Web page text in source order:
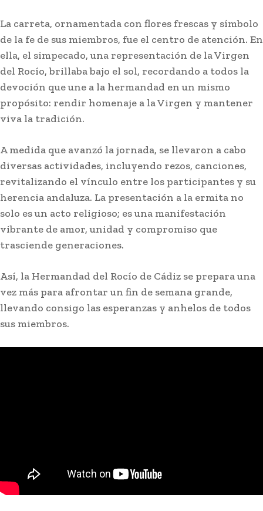
La carreta, ornamentada con flores frescas y símbolo
de la fe de sus miembros, fue el centro de atención. En
ella, el simpecado, una representación de la Virgen
del Rocío, brillaba bajo el sol, recordando a todos la
devoción que une a la hermandad en un mismo
propósito: rendir homenaje a la Virgen y mantener
viva la tradición.
A medida que avanzó la jornada, se llevaron a cabo
diversas actividades, incluyendo rezos, canciones,
revitalizando el vínculo entre los participantes y su
herencia andaluza. La presentación a la ermita no
solo es un acto religioso; es una manifestación
vibrante de amor, unidad y compromiso que
trasciende generaciones.
Así, la Hermandad del Rocío de Cádiz se prepara una
vez más para afrontar un fin de semana grande,
llevando consigo las esperanzas y anhelos de todos
sus miembros.